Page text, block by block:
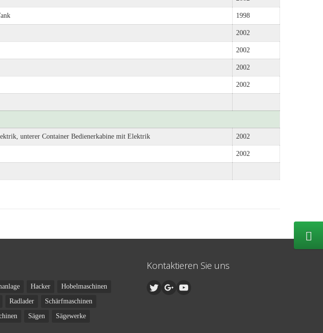
1998
2002
2002
2002
2002
unterer Container Bedienerkabine mit Elektrik 2002
2002
Hacker
Hobelmaschinen
Radlader
Schärfmaschinen
Sägen Sägewerke
Kontaktieren Sie uns